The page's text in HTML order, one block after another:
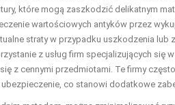
które mogą zaszkodzić delikatnym
wartościowych antyków przez
straty w przypadku uszkodzenia lub
z usług firm specjalizujących się
z cennymi przedmiotami. Te firmy
co stanowi dodatkowe